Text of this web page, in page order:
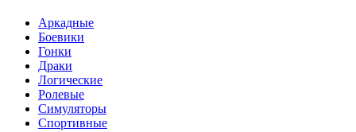
Аркадные
Боевики
Гонки
Драки
Логические
Ролевые
Симуляторы
Спортивные